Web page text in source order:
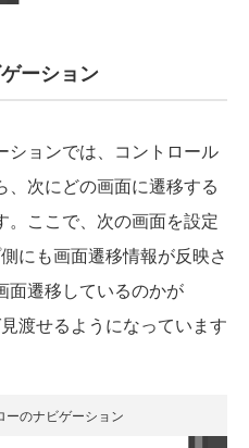
ーション
ョンでは、コントロール
次にどの画面に遷移する
。ここで、次の画面を設定
にも画面遷移情報が反映さ
面遷移しているのかが
渡せるようになっています
のナビゲーション